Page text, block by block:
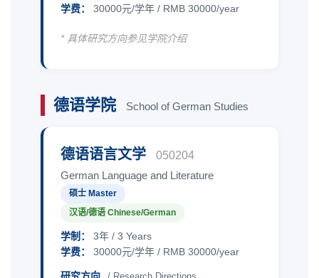
学费：
30000元/学年 / RMB 30000/year
* 具体研究方向参见学院介绍
德语学院 School of German Studies
德语语言文学
050204
German Language and Literature
硕士 Master
汉语/德语 Chinese/German
学制：
3年 / 3 Years
学费：
30000元/学年 / RMB 30000/year
研究方向